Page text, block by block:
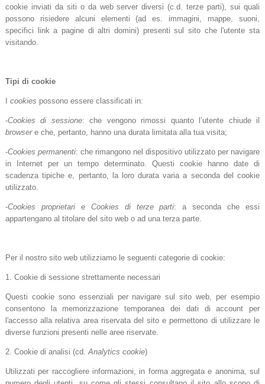
cookie inviati da siti o da web server diversi (c.d. terze parti), sui quali
possono risiedere alcuni elementi (ad es. immagini, mappe, suoni,
specifici link a pagine di altri domini) presenti sul sito che l'utente sta
visitando.
Tipi di cookie
I cookies possono essere classificati in:
-Cookies di sessione: che vengono rimossi quanto l’utente chiude il
browsere che, pertanto, hanno una durata limitata alla tua visita;
-Cookies permanenti: che rimangono nel dispositivo utilizzato per navigare
in Internet per un tempo determinato. Questi cookie hanno date di
scadenza tipiche e, pertanto, la loro durata varia a seconda del cookie
utilizzato.
-Cookies proprietarie Cookies di terze parti: a seconda che essi
appartengano al titolare del sito web o ad una terza parte.
Per il nostro sito web utilizziamo le seguenti categorie di cookie:
1. Cookie di sessione strettamente necessari
Questi cookie sono essenziali per navigare sul sito web, per esempio
consentono la memorizzazione temporanea dei dati di account per
l'accesso alla relativa area riservata del sito e permettono di utilizzare le
diverse funzioni presenti nelle aree riservate.
2. Cookie di analisi (cd. Analytics cookie)
Utilizzati per raccogliere informazioni, in forma aggregata e anonima, sul